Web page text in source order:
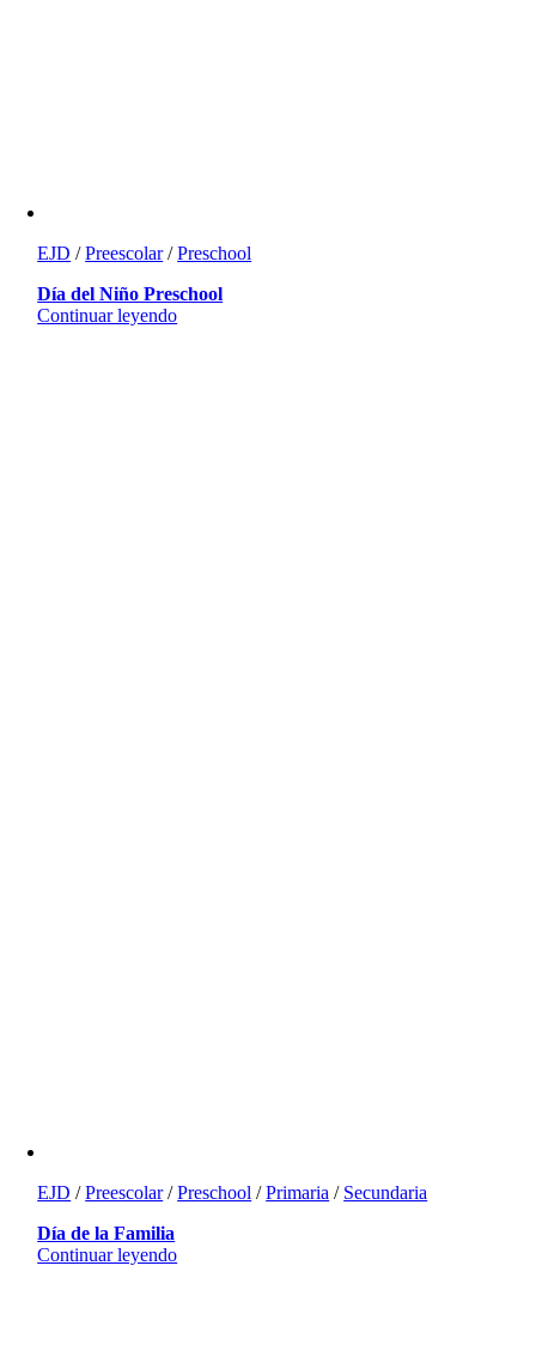
EJD /Preescolar/Preschool
Día del Niño Preschool
Continuar leyendo
EJD /Preescolar/Preschool /Primaria / Secundaria
Día de la Familia
Continuar leyendo